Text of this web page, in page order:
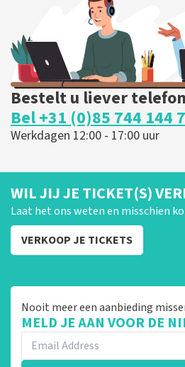
BESTEL NU
Bestelt u liever
Bel +31 (0)85 744 144 7
Werkdagen 12:00 - 17:00 uur
WIL JIJ JE TICKET(S)
Laat het ons weten en misschien
VERKOOP JE TICKETS
Nooit meer een aanbieding
MELD JE AAN VOOR DE